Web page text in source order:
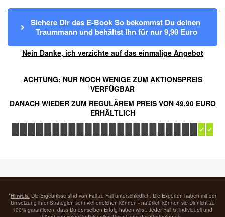
Sichere Dir das E-Book So bekommst Du deinen
Traummann und behältst Ihn für nur 9,90 Euro
Nein Danke, ich verzichte auf das einmalige Angebot
ACHTUNG: NUR NOCH WENIGE ZUM AKTIONSPREIS
VERFÜGBAR
DANACH WIEDER ZUM REGULÄREM PREIS VON 49,90 EURO
ERHÄLTLICH
*Hinweis: Die Ergebnisse sind von Fall zu Fall unterschiedlich. Die Experten haben mit der
Umsetzung ihrer Strategien sehr viel erreichen können - natürlich können sie Dir nicht zu
100% garantieren, dass Du denselben Erfolg haben wirst. Jeder Fall ist individuell und